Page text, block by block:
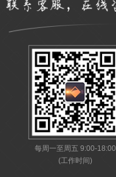
每周一至周五 9:00-18:00
(工作时间)